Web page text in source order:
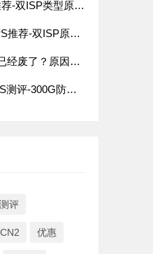
双ISP类型原生IP
-双ISP原生住宅IP
原因分析及解决办法
防御200Mbps带宽
评
CN2 优惠